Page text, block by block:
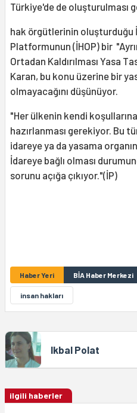
Türkiye'de de oluşturulması
hak örgütlerinin oluşturduğu
Platformunun (İHOP) bir
Ortadan Kaldırılması Yasa
Karan, bu konu üzerine bir
olmayacağını düşünüyor.
"Her ülkenin kendi
hazırlanması gerekiyor. Bu
idareye ya da yasama
İdareye bağlı olması
sorunu açığa çıkıyor."(İP)
Haber Yeri BİA Haber Merkezi
insan hakları
Ikbal Polat
ilgili haberler